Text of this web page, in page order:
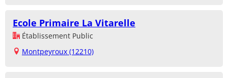
Ecole Primaire La Vitarelle
Établissement Public
Montpeyroux (12210)